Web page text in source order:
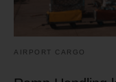
AIRPORT CARGO